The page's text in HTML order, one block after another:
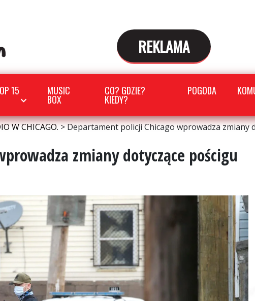
REKLAMA
15 MUSIC
BOX
CO? GDZIE?
KIEDY?
POGODA
W CHICAGO.>Departament policji Chicago wprowadza zmiany
zmiany dotyczące pościgu